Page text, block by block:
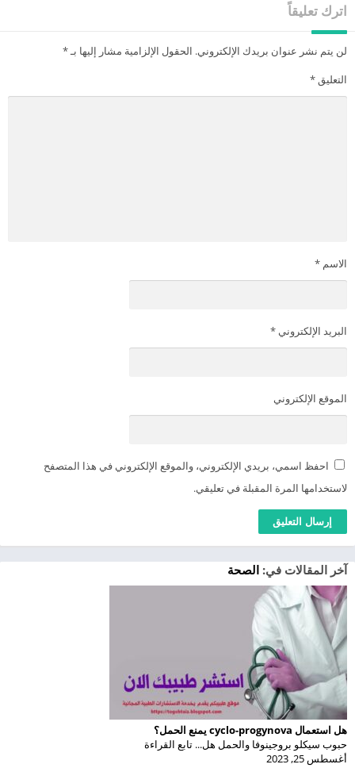
اترك تعليقاً
لن يتم نشر عنوان بريدك الإلكتروني. الحقول الإلزامية مشار إليها بـ*
التعليق *
الاسم *
البريد الإلكتروني *
الموقع الإلكتروني
احفظ اسمي، بريدي الإلكتروني، والموقع الإلكتروني في هذا المتصفح
لاستخدامها المرة المقبلة في تعليقي.
آخر المقالات في: الصحة
هل استعمال cyclo-progynova يمنع الحمل؟
حبوب سيكلو بروجينوفا والحمل هل... تابع القراءة
أغسطس 25, 2023